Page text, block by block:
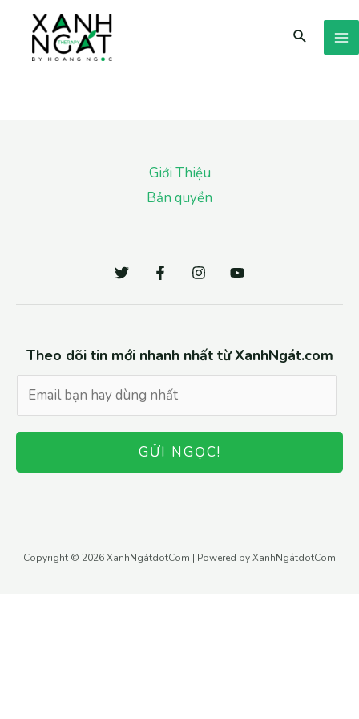
Giới Thiệu
Bản quyền
Theo dõi tin mới nhanh nhất từ XanhNgát.com
GỬI NGỌC!
Copyright © 2026 XanhNgátdotCom | Powered by XanhNgátdotCom